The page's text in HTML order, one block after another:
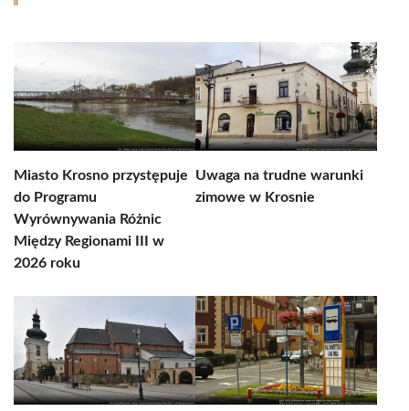
Miasto Krosno przystępuje
do Programu
Wyrównywania Różnic
Między Regionami III w
2026 roku
Uwaga na trudne warunki
zimowe w Krosnie